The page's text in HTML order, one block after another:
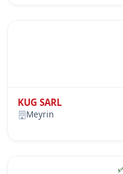
KUG SARL
Meyrin